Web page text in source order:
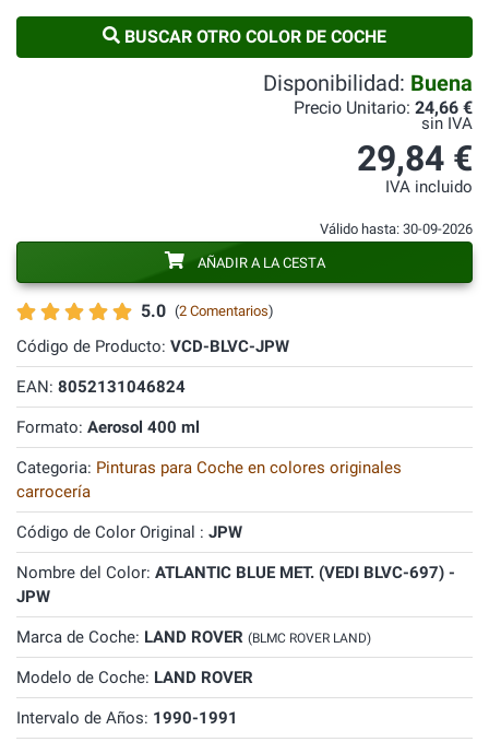
BUSCAR OTRO COLOR DE COCHE
5.0 (2 Comentarios)
Código de Producto: VCD-BLVC-JPW
EAN: 8052131046824
Formato: Aerosol 400 ml
Categoria: Pinturas para Coche en colores originales
carrocería
Código de Color Original : JPW
Nombre del Color: ATLANTIC BLUE MET. (VEDI BLVC-697) -
JPW
Marca de Coche: LAND ROVER (BLMC ROVER LAND)
Modelo de Coche: LAND ROVER
Intervalo de Años: 1990-1991
Disponibilidad: Buena
Precio Unitario: 24,66 €
sin IVA
29,84 €
IVA incluido
Válido hasta: 30-09-2026
AÑADIR A LA CESTA